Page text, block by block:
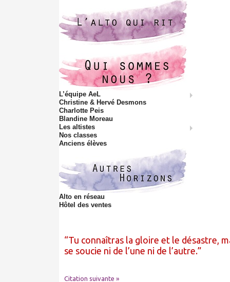
L’équipe AeL
Christine & Hervé Desmons
Charlotte Peis
Blandine Moreau
Les altistes
Nos classes
Anciens élèves
Alto en réseau
Hôtel des ventes
Tu connaîtras la gloire et le désastre,
se soucie ni de l’une ni de l’autre.
Citation suivante »